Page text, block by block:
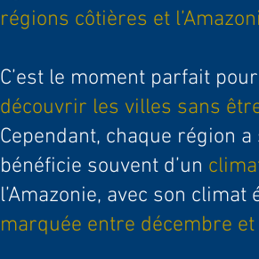
régions côtières et
C’est le moment parfait pour
découvrir les villes sans
Cependant, chaque région
bénéficie souvent d’un
l’Amazonie, avec son
marquée entre décembre